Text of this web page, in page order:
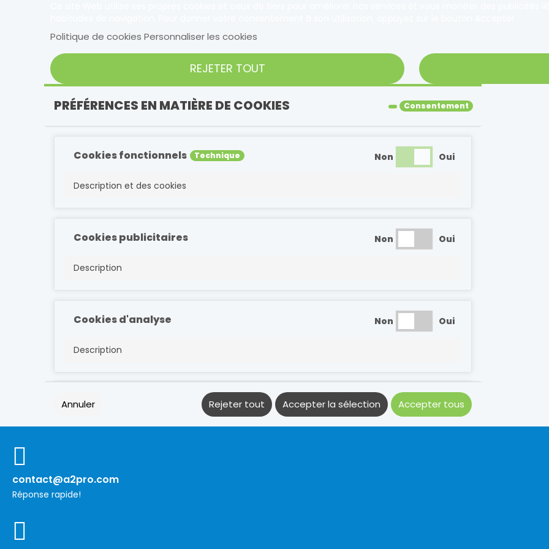
Politique de cookies Personnaliser les cookies
REJETER TOUT
PRÉFÉRENCES EN MATIÈRE DE COOKIES Consentement
Cookies fonctionnels Technique Non Oui
Description et des cookies
Cookies publicitaires Non Oui
Description
Cookies d'analyse Non Oui
Description
Cookies de performance Non Oui
Autres cookies
Annuler Rejeter tout Accepter la sélection Accepter tous
contact@a2pro.com
Réponse rapide!